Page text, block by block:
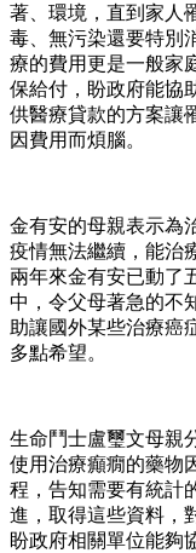
著、環境，直到家人
毒、無污染還要特別
療的費用更是一般家
保給付，盼政府能協
供醫療貸款的方案讓
因費用而煩腦。
金有安的母親表示為
疫情無法繼續，能治
兩年來金有安已動了
中，令父母著急的不
助讓國外某些治療癌
多點希望。
生命鬥士盧璽文母親
使用治療癲癇的藥物
程，告知需要有統計
進，取得這些資料，
盼政府相關單位能夠